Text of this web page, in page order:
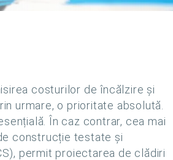
costurilor de încălzire și
urmare, o prioritate absolută.
În caz contrar, cea mai
construcție testate și
permit proiectarea de clădiri